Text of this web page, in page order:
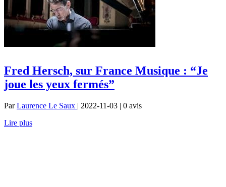
Fred Hersch, sur France Musique : “Je
joue les yeux fermés”
ParLaurence Le Saux | 2022-11-03 | 0 avis
Lire plus